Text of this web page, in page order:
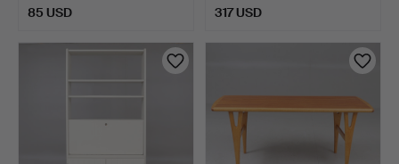
85 USD 317 USD